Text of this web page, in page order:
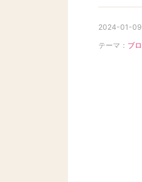
2024-01-09
テーマ： ブ